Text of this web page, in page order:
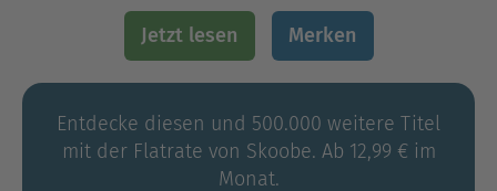
Jetzt lesen Merken
Entdecke diesen und 500.000 weitere Titel
mit der Flatrate von Skoobe. Ab 12,99 € im
Monat.